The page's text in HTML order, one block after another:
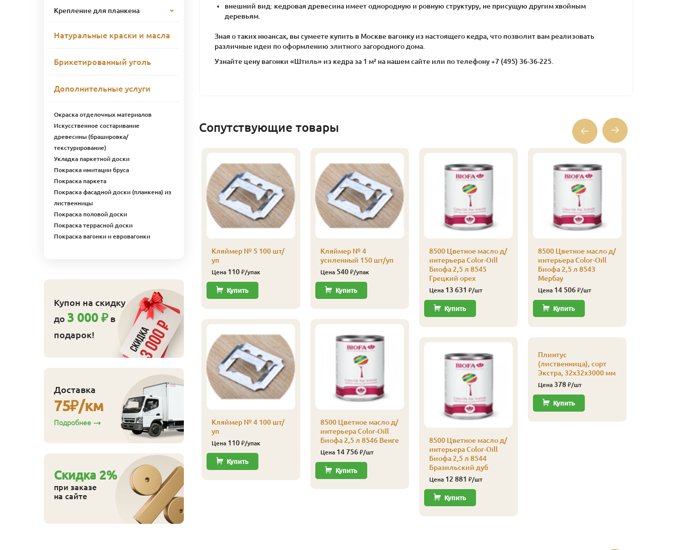
внешний вид: кедровая древесина имеет однородную и ровную структуру, не присущую другим хвойным
деревьям.
Зная о таких нюансах, вы сумеете купить в Москве вагонку из настоящего кедра, что позволит вам реализовать
различные идеи по оформлению элитного загородного дома.
Узнайте цену вагонки «Штиль» из кедра за 1 м² на нашем сайте или по телефону +7 (495) 36-36-225.
Сопутствующие товары
сорт
32х32х2500 мм
мм
20х65х2500 мм
₽/шт
Купить
Кляймер № 5 100 шт/
уп
Цена 110₽/упак
Купить
Кляймер № 4 100 шт/
уп
Цена 110₽/упак
Купить
Кляймер № 4
усиленный 150 шт/уп
Цена 540₽/упак
Купить
8500 Цветное масло д/
интерьера Color-Oill
Биофа 2,5 л 8546 Венге
Цена 14 756₽/шт
Купить
8500 Цветное масло д/
интерьера Color-Oill
Биофа 2,5 л 8545
Грецкий орех
Цена 13 631 ₽/шт
Купить
8500 Цветное масло д/
интерьера Color-Oill
Биофа 2,5 л 8544
Бразильский дуб
Цена 12 881 ₽/шт
Купить
8500 Цветное масло д/
интерьера Color-Oill
Биофа 2,5 л 8543
Мербау
Цена 14 506₽/шт
Купить
Плинтус
(лиственница), сорт
Экстра, 32х32х3000 мм
Цена 378₽/шт
Купить
Крепление для планкена
Натуральные краски и масла
Брикетированный уголь
Дополнительные услуги
Окраска отделочных материалов
Искусственное состаривание
древесины (брашировка/
текстурирование)
Укладка паркетной доски
Покраска имитации бруса
Покраска паркета
Покраска фасадной доски (планкена) из
лиственницы
Покраска половой доски
Покраска террасной доски
Покраска вагонки и евровагонки
Купон на скидку
до 3 000 ₽ в
подарок!
Доставка
75₽/км
Подробнее
Cкидка 2%
при заказе
на сайте